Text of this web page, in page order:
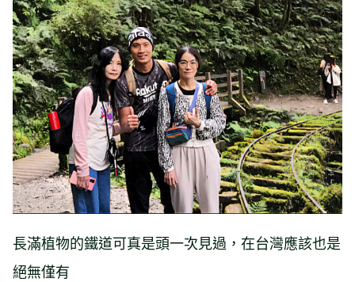
長滿植物的鐵道可真是頭一次見過，在台灣應該也是
絕無僅有